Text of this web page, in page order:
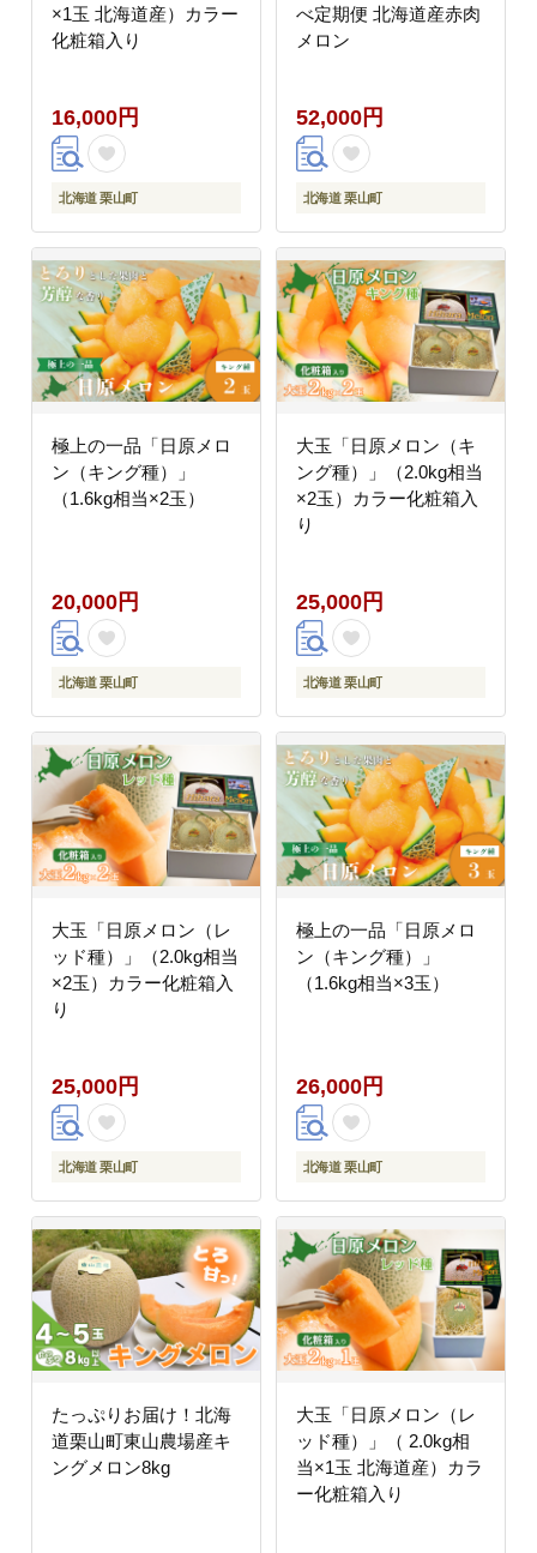
×1玉 北海道産）カラー
化粧箱入り
16,000円
北海道 栗山町
べ定期便 北海道産赤肉
メロン
52,000円
北海道 栗山町
極上の一品「日原メロ
ン（キング種）」
（1.6kg相当×2玉）
20,000円
北海道 栗山町
大玉「日原メロン（キ
ング種）」（2.0kg相当
×2玉）カラー化粧箱入
り
25,000円
北海道 栗山町
大玉「日原メロン（レ
ッド種）」（2.0kg相当
×2玉）カラー化粧箱入
り
25,000円
北海道 栗山町
極上の一品「日原メロ
ン（キング種）」
（1.6kg相当×3玉）
26,000円
北海道 栗山町
たっぷりお届け！北海
道栗山町東山農場産キ
ングメロン8kg
大玉「日原メロン（レ
ッド種）」（ 2.0kg相
当×1玉 北海道産）カラ
ー化粧箱入り